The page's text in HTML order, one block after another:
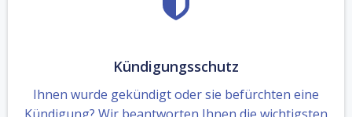
Kündigungsschutz
Ihnen wurde gekündigt oder sie befürchten eine